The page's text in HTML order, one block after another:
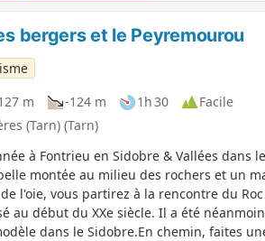
bergers et le Peyremourou
m -124 m 1h 30
Facile
(Tarn) (Tarn)
à Fontrieu en Sidobre & Vallées dans
montée au milieu des rochers et un
l'oie, vous partirez à la rencontre du
au début du XXe siècle. Il a été
dans le Sidobre.En chemin, faites